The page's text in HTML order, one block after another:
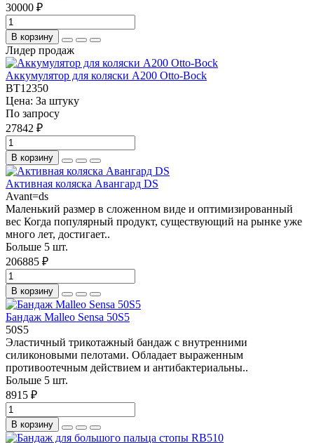
30000 ₽
В корзину
Лидер продаж
Аккумулятор для коляски A200 Otto-Bock
BT12350
Цена: За штуку
По запросу
27842 ₽
В корзину
Активная коляска Авангард DS
Avant=ds
Маленький размер в сложенном виде и оптимизированный
вес Когда популярный продукт, существующий на рынке уже
много лет, достигает..
Больше 5 шт.
206885 ₽
В корзину
Бандаж Malleo Sensa 50S5
50S5
Эластичный трикотажный бандаж с внутренними
силиконовыми пелотами. Обладает выраженным
противоотечным действием и антибактериальны..
Больше 5 шт.
8915 ₽
В корзину